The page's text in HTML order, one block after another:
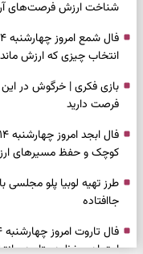
شناخت ارزش فرصت‌های
انتخاب چیزی که ارزش
فرصت دارید
کوچک و حفظ مسیرهای
طرز تهیه لوبیا پلو
جاافتاده
اعتماد، حفظ دستاورد و